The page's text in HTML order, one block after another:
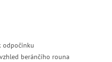
odpočinku
beránčího rouna